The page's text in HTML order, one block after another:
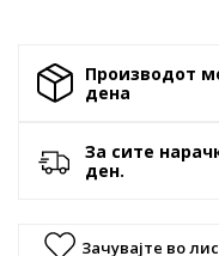
Производот
денa
За сите
ден.
Зачувајте во